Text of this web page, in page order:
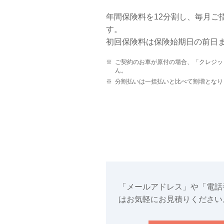
年間保険料を12分割し、毎月ご
す。
初回保険料は保険始期日の前日
※ ご契約のお車が原付の場合、「クレジ
ん。
※ 分割払いは一括払いと比べて割増とな
「メールアドレス」や「電
はお気軽にお見積りください